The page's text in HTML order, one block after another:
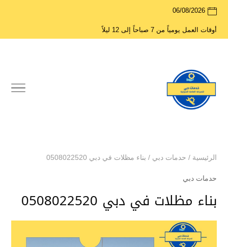
06/08/2026
أوقات العمل يومياً من 7 صباحاً إلى 12 ليلاً
الرئيسية / حدمات دبي / بناء مظلات في دبي 0508022520
حدمات دبي
بناء مظلات في دبي 0508022520